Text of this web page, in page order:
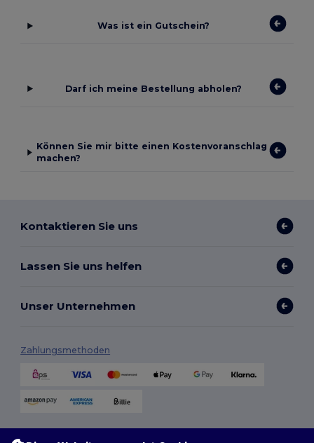
Was ist ein Gutschein?
Darf ich meine Bestellung abholen?
Können Sie mir bitte einen Kostenvoranschlag
machen?
Kontaktieren Sie uns
Lassen Sie uns helfen
Unser Unternehmen
Zahlungsmethoden